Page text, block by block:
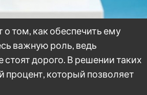
том, как обеспечить ему
важную роль, ведь
дорого. В решении таких
который позволяет